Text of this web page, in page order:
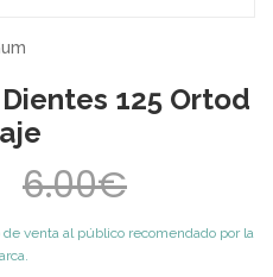
125 Ortod
6.00€
venta al público recomendado por la